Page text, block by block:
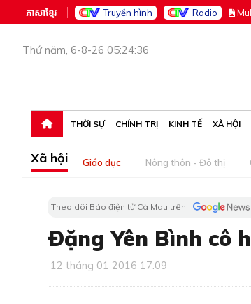
ភាសាខ្មែរ Truyền hình Radio M
Thứ năm, 6-8-26 05:24:36
THỜI SỰ CHÍNH TRỊ KINH TẾ XÃ HỘI
Xã hội Giáo dục Nông thôn - Đô thị
Theo dõi Báo điện tử Cà Mau trên
Ðặng Yên Bình cô
12 tháng 01 2016 17:09